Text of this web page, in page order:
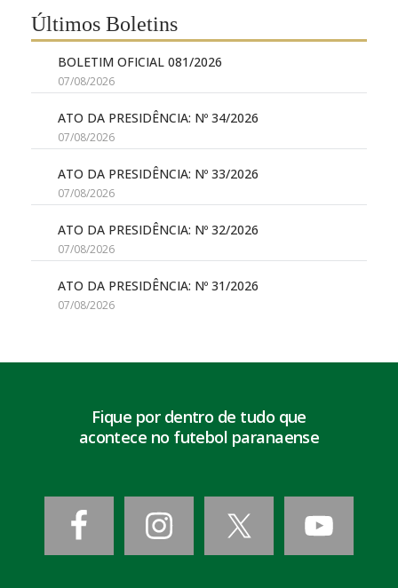
Últimos Boletins
BOLETIM OFICIAL 081/2026
07/08/2026
ATO DA PRESIDÊNCIA: Nº 34/2026
07/08/2026
ATO DA PRESIDÊNCIA: Nº 33/2026
07/08/2026
ATO DA PRESIDÊNCIA: Nº 32/2026
07/08/2026
ATO DA PRESIDÊNCIA: Nº 31/2026
07/08/2026
Fique por dentro de tudo que
acontece no futebol paranaense